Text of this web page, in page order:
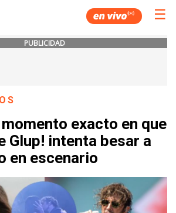
☰
PUBLICIDAD
exacto en que
Glup! intenta besar a
en escenario